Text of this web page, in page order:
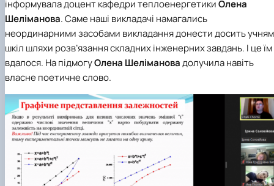
інформувала доцент кафедри теплоенергетикиОлена
Шеліманова. Саме наші викладачі намагались
неординарними засобами викладання донести досить учням
шкіл шляхи розв’язання складних інженерних завдань. І це їм
вдалося. На підмогуОлена Шелімановадолучила навіть
власне поетичне слово.